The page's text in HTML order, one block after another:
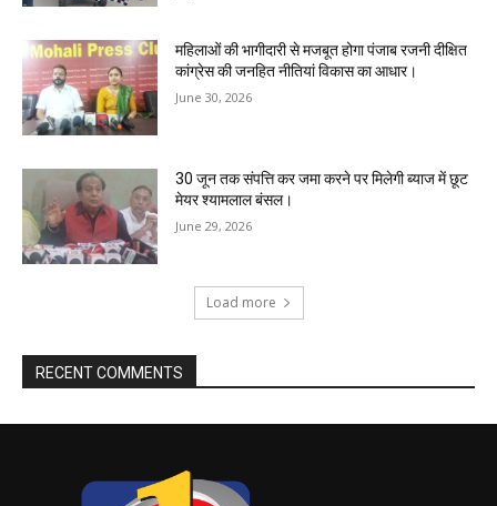
महिलाओं की भागीदारी से मजबूत होगा पंजाब रजनी दीक्षित
कांग्रेस की जनहित नीतियां विकास का आधार।
June 30, 2026
30 जून तक संपत्ति कर जमा करने पर मिलेगी ब्याज में छूट
मेयर श्यामलाल बंसल।
June 29, 2026
Load more
RECENT COMMENTS